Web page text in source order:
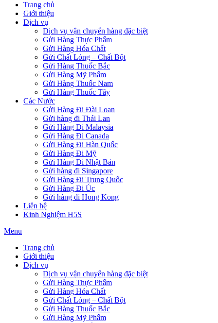
Trang chủ
Giới thiệu
Dịch vụ
Dịch vụ vận chuyển hàng đặc biệt
Gửi Hàng Thực Phẩm
Gửi Hàng Hóa Chất
Gửi Chất Lỏng – Chất Bột
Gửi Hàng Thuốc Bắc
Gửi Hàng Mỹ Phẩm
Gửi Hàng Thuốc Nam
Gửi Hàng Thuốc Tây
Các Nước
Gửi Hàng Đi Đài Loan
Gửi hàng đi Thái Lan
Gửi Hàng Đi Malaysia
Gửi Hàng Đi Canada
Gửi Hàng Đi Hàn Quốc
Gửi Hàng Đi Mỹ
Gửi Hàng Đi Nhật Bản
Gửi hàng đi Singapore
Gửi Hàng Đi Trung Quốc
Gửi Hàng Đi Úc
Gửi hàng đi Hong Kong
Liên hệ
Kinh Nghiệm H5S
Menu
Trang chủ
Giới thiệu
Dịch vụ
Dịch vụ vận chuyển hàng đặc biệt
Gửi Hàng Thực Phẩm
Gửi Hàng Hóa Chất
Gửi Chất Lỏng – Chất Bột
Gửi Hàng Thuốc Bắc
Gửi Hàng Mỹ Phẩm